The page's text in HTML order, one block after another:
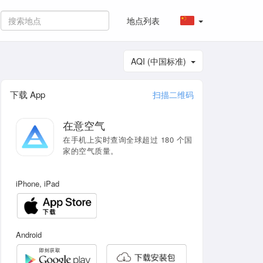
地点列表
AQI (中国标准)
下载 App 扫描二维码
在意空气
在手机上实时查询全球超过 180 个国
家的空气质量。
iPhone, iPad
Android